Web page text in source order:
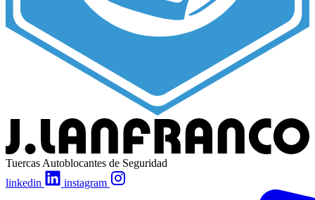
Tuercas Autoblocantes de Seguridad
linkedin
instagram